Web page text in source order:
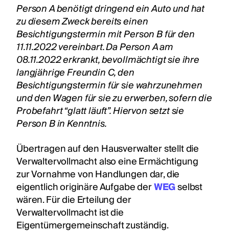
Person A benötigt dringend ein Auto und hat
zu diesem Zweck bereits einen
Besichtigungstermin mit Person B für den
11.11.2022 vereinbart. Da Person A am
08.11.2022 erkrankt, bevollmächtigt sie ihre
langjährige Freundin C, den
Besichtigungstermin für sie wahrzunehmen
und den Wagen für sie zu erwerben, sofern die
Probefahrt “glatt läuft”. Hiervon setzt sie
Person B in Kenntnis.
Übertragen auf den Hausverwalter stellt die
Verwaltervollmacht also eine Ermächtigung
zur Vornahme von Handlungen dar, die
eigentlich originäre Aufgabe derWEGselbst
wären. Für die Erteilung der
Verwaltervollmacht ist die
Eigentümergemeinschaft zuständig.